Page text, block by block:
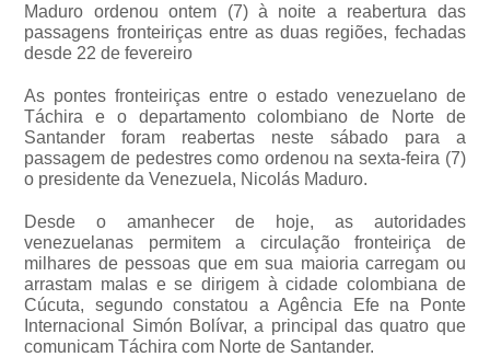
Maduro ordenou ontem (7) à noite a reabertura das
passagens fronteiriças entre as duas regiões, fechadas
desde 22 de fevereiro
As pontes fronteiriças entre o estado venezuelano de
Táchira e o departamento colombiano de Norte de
Santander foram reabertas neste sábado para a
passagem de pedestres como ordenou na sexta-feira (7)
o presidente da Venezuela, Nicolás Maduro.
Desde o amanhecer de hoje, as autoridades
venezuelanas permitem a circulação fronteiriça de
milhares de pessoas que em sua maioria carregam ou
arrastam malas e se dirigem à cidade colombiana de
Cúcuta, segundo constatou a Agência Efe na Ponte
Internacional Simón Bolívar, a principal das quatro que
comunicam Táchira com Norte de Santander.